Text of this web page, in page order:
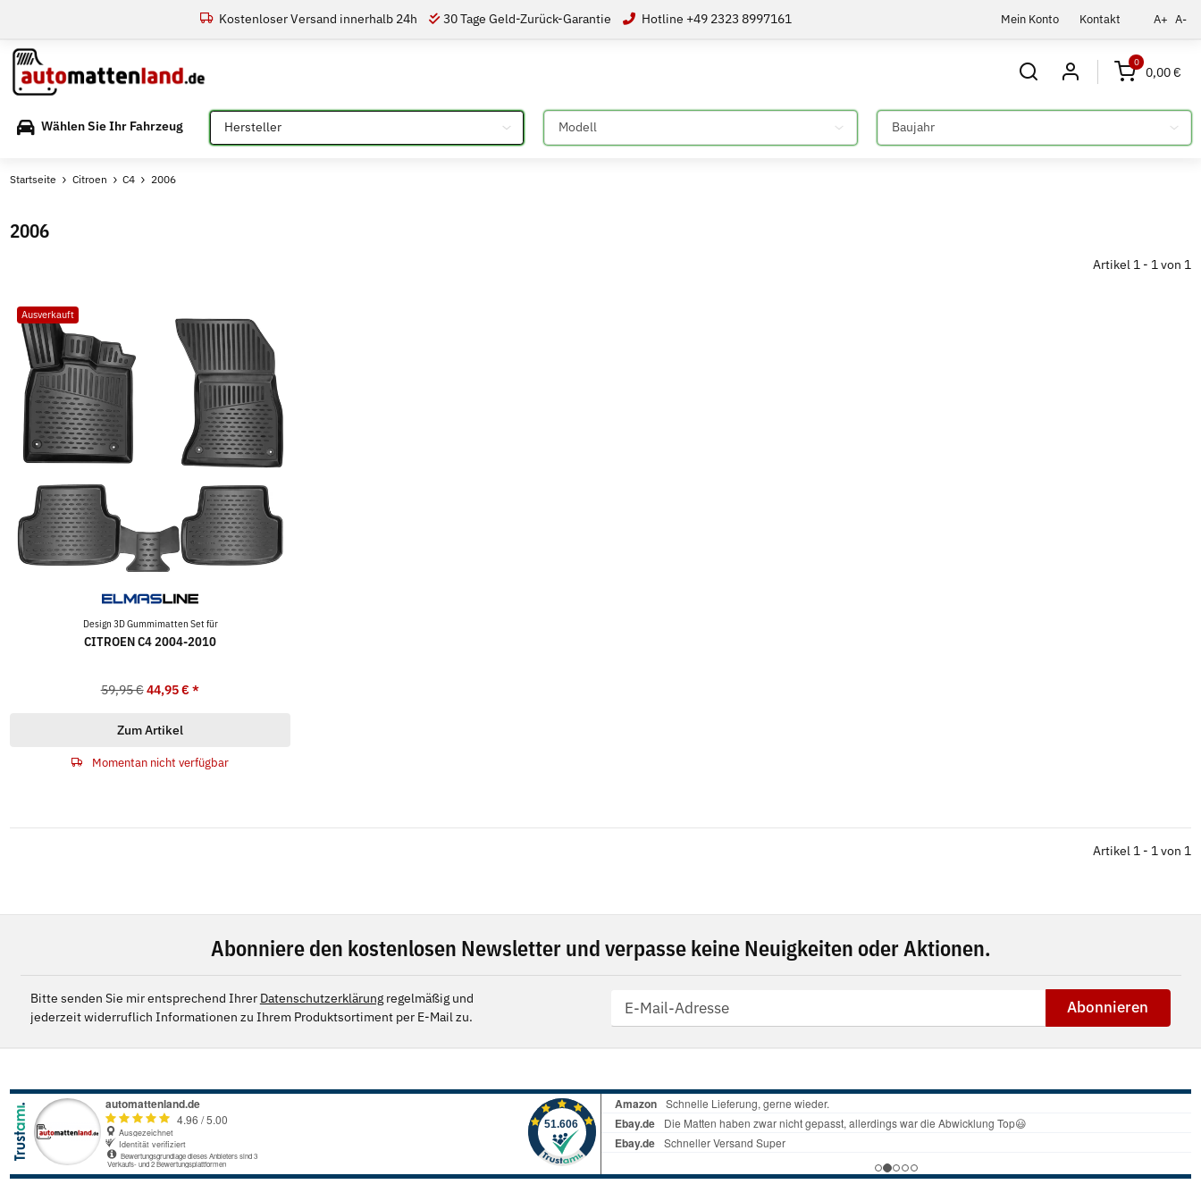
Mein Konto Kontakt A+ A-
Kostenloser Versand innerhalb 24h 30 Tage Geld-Zurück-Garantie Hotline +49 2323 8997161
0
0,00 €
Wählen Sie Ihr Fahrzeug Bitte auswählen Bitte auswählen Bitte auswählen
Startseite Citroen C4 2006
2006
Artikel 1 - 1 von 1
Ausverkauft
Design 3D Gummimatten Set für
CITROEN C4 2004-2010
59,95 € 44,95 €*
Zum Artikel
Momentan nicht verfügbar
Artikel 1 - 1 von 1
Abonniere den kostenlosen Newsletter und verpasse keine Neuigkeiten oder Aktionen.
Bitte senden Sie mir entsprechend Ihrer Datenschutzerklärungregelmäßig und
jederzeit widerruflich Informationen zu Ihrem Produktsortiment per E-Mail zu.
Abonnieren